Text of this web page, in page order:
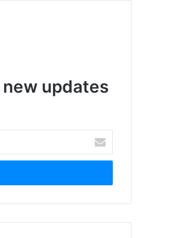
updates!
بريدك
الإلكتروني